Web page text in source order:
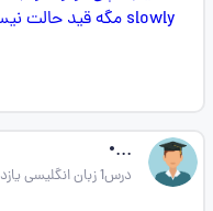
...•
درس1 زبان انگلیسی یازدهم